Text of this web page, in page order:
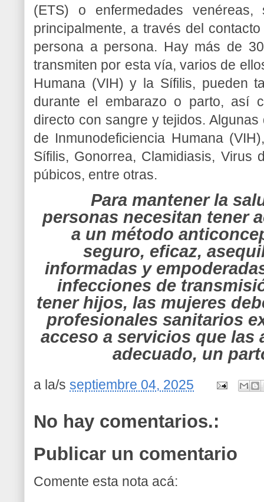
(ETS) o enfermedades
principalmente, a través del
persona a persona. Hay más de
transmiten por esta vía, varios de
Humana (VIH) y la Sífilis, pueden
durante el embarazo o parto, así
directo con sangre y tejidos.
de Inmunodeficiencia Humana
Sífilis, Gonorrea, Clamidiasis, Virus
púbicos, entre otras.
Para mantener la
personas necesitan tener
a un método
seguro, eficaz,
informadas y
infecciones de
tener hijos, las mujeres
profesionales sanitarios
acceso a servicios que las
adecuado, un
a la/s septiembre 04, 2025
No hay comentarios.:
Publicar un comentario
Comente esta nota acá: